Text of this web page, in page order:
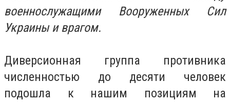
военнослужащими Вооруженных Сил
Украины и врагом.
Диверсионная группа противника
численностью до десяти человек
подошла к нашим позициям на